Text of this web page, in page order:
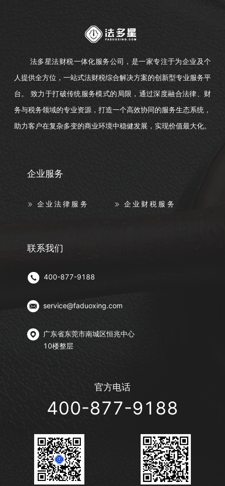
法多星法财税一体化服务公司，是一家专注于为企业及个
人提供全方位，一站式法财税综合解决方案的创新型专业服务平
台。 致力于打破传统服务模式的局限，通过深度融合法律、财
务与税务领域的专业资源，打造一个高效协同的服务生态系统，
助力客户在复杂多变的商业环境中稳健发展，实现价值最大化。
企业服务
企业法律服务 企业财税服务
联系我们
400-877-9188
service@faduoxing.com
广东省东莞市南城区恒兆中心
10楼整层
官方电话
400-877-9188